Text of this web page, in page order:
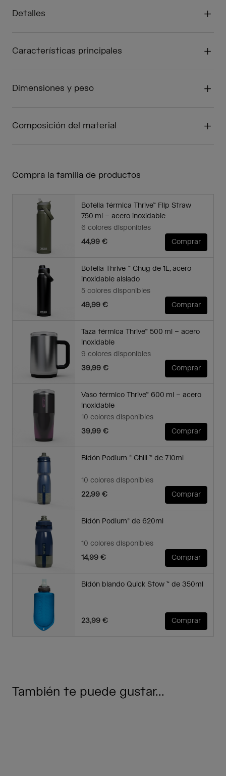
Detalles
Características principales
Dimensiones y peso
Composición del material
Compra la familia de productos
Botella térmica Thrive™ Flip Straw
750 ml – acero inoxidable
6 colores disponibles
44,99 €
Comprar
Botella Thrive ™ Chug de 1L, acero
inoxidable aislado
5 colores disponibles
49,99 €
Comprar
Taza térmica Thrive™ 500 ml – acero
inoxidable
9 colores disponibles
39,99 €
Comprar
Vaso térmico Thrive™ 600 ml – acero
inoxidable
10 colores disponibles
39,99 €
Comprar
Bidón Podium ® Chill ™ de 710ml
10 colores disponibles
22,99 €
Comprar
Bidón Podium® de 620ml
10 colores disponibles
14,99 €
Comprar
Bidón blando Quick Stow ™ de 350ml
23,99 € Comprar
También te puede gustar...